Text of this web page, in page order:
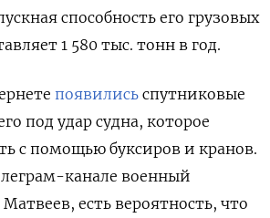
способность его грузовых
1 580 тыс. тонн в год.
появились спутниковые
под удар судна, которое
с помощью буксиров и кранов.
канале военный
есть вероятность, что